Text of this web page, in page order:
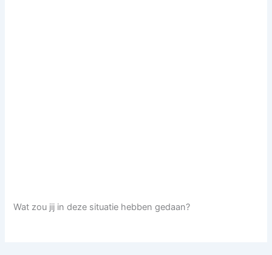
Wat zou jij in deze situatie hebben gedaan?